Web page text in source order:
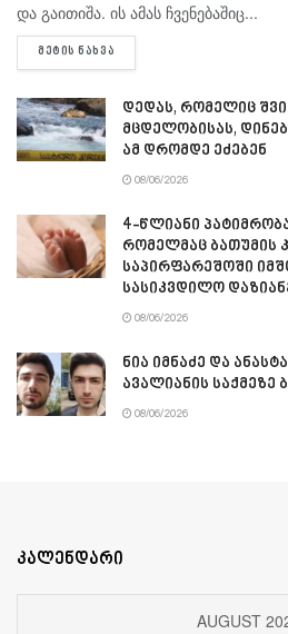
და გაითიშა. ის ამას ჩვენებაშიც...
ᲛᲔᲢᲘᲡ ᲜᲐᲮᲕᲐ
დედას, რომელიც
მცდელობისას,
ამ დრომდე ეძებენ
08/06/2026
4-წლიანი
რომელმაც ბათუმის
საპირფარეშოში
სასიკვდილო
08/06/2026
ნია იმნაძე და
ავალიანის
08/06/2026
კალენდარი
AUGUST